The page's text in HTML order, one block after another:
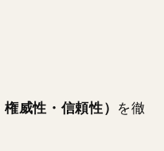
威性・信頼性） を徹